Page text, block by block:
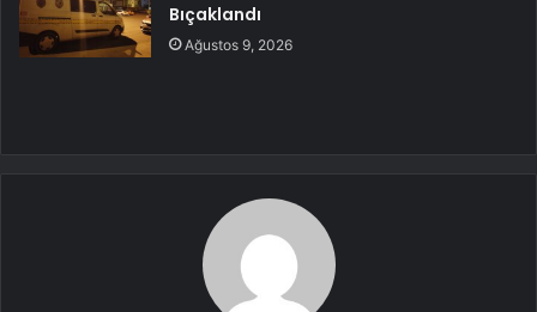
Bıçaklandı
Ağustos 9, 2026